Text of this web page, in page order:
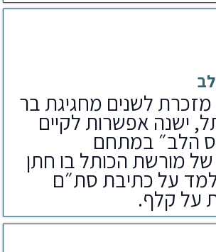
לשנים מחגיגת בר
ישנה אפשרות לקיים
הלב״ במתחם
של מורשת הכותל בו חתן
על כתיבת סת״ם
על קלף.